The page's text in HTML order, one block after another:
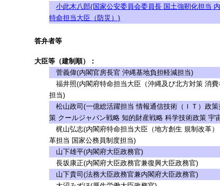
小此木八郎(国家公安委員会委員長 国土強靭化担当
特命担当大臣（防災）)
答弁者等
大臣等（建制順）：
菅義偉(内閣官房長官 沖縄基地負担軽減担当)
福井照(内閣府特命担当大臣（沖縄及び北方対策 消
担当)
松山政司(一億総活躍担当 情報通信技術（ＩＴ）政
策 クールジャパン戦略 知的財産戦略 科学技術政策 宇
梶山弘志(内閣府特命担当大臣（地方創生 規制改革
革担当 国家公務員制度担当)
山下雄平(内閣府大臣政務官)
長坂康正(内閣府大臣政務官兼復興大臣政務官)
山下貴司(法務大臣政務官兼内閣府大臣政務官)